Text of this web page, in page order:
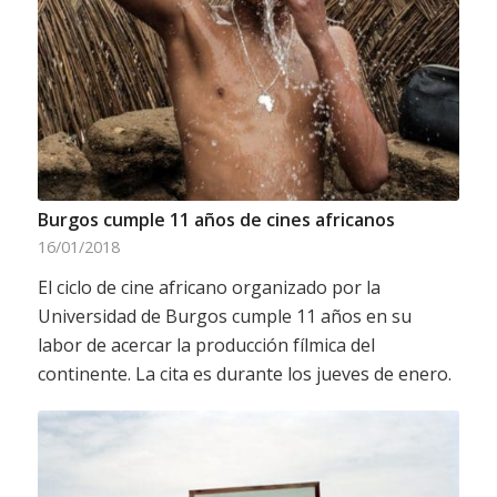
Burgos cumple 11 años de cines africanos
16/01/2018
El ciclo de cine africano organizado por la
Universidad de Burgos cumple 11 años en su
labor de acercar la producción fílmica del
continente. La cita es durante los jueves de enero.